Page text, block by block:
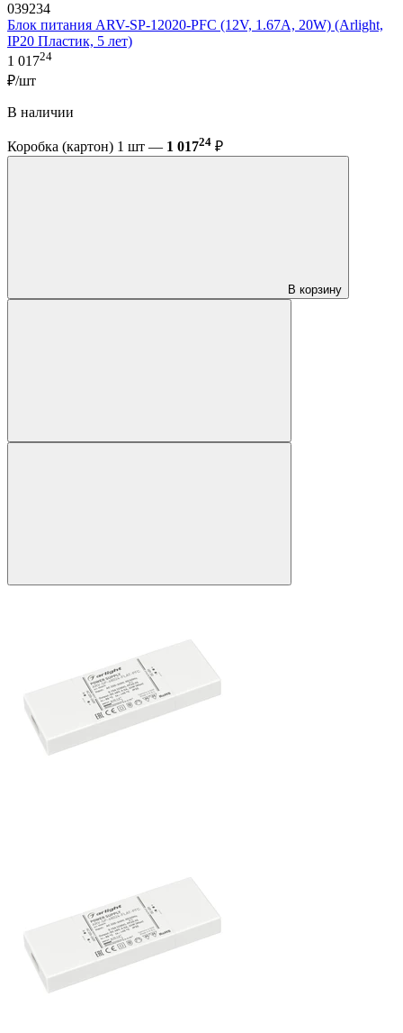
039234
Блок питания ARV-SP-12020-PFC (12V, 1.67A, 20W) (Arlight,
IP20 Пластик, 5 лет)
1 01724
₽/шт
В наличии
Коробка (картон) 1 шт — 1 01724 ₽
В корзину